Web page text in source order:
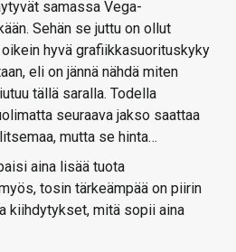
samassa Vega-
Sehän se juttu on ollut
hyvä grafiikkasuorituskyky
eli on jännä nähdä miten
tällä saralla. Todella
seuraava jakso saattaa
mutta se hinta…
aina lisää tuota
tosin tärkeämpää on piirin
kiihdytykset, mitä sopii aina